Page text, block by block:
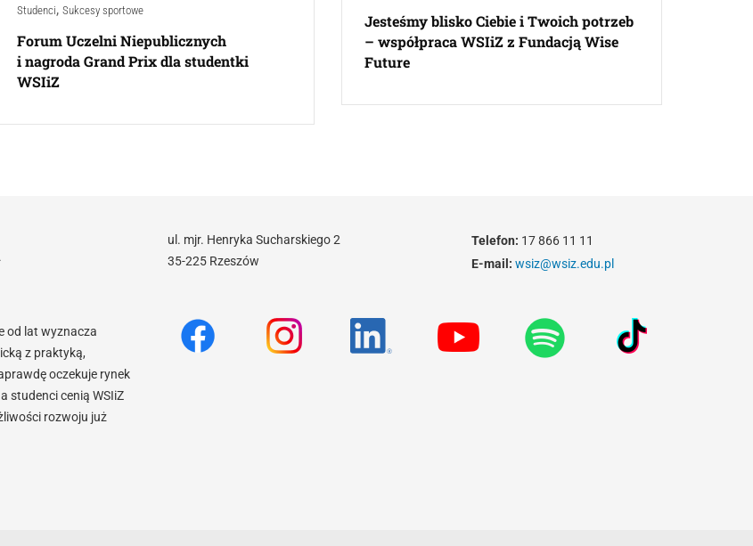
Studenci, Sukcesy sportowe
Forum Uczelni Niepublicznych
i nagroda Grand Prix dla studentki
WSIiZ
Jesteśmy blisko Ciebie i Twoich potrzeb
– współpraca WSIiZ z Fundacją Wise
Future
od lat wyznacza
z praktyką,
oczekuje rynek
studenci cenią WSIiZ
rozwoju już
ul. mjr. Henryka Sucharskiego 2
35-225 Rzeszów
Telefon: 17 866 11 11
E-mail: wsiz@wsiz.edu.pl